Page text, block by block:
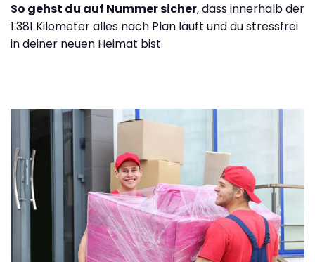
So gehst du auf Nummer sicher, dass innerhalb der
1.381 Kilometer alles nach Plan läuft und du stressfrei
in deiner neuen Heimat bist.